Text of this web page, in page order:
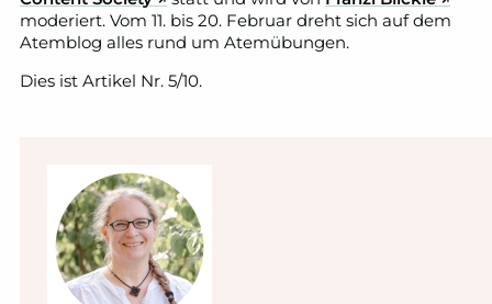
moderiert. Vom 11. bis 20. Februar dreht sich auf dem
Atemblog alles rund um Atemübungen.
Dies ist Artikel Nr. 5/10.